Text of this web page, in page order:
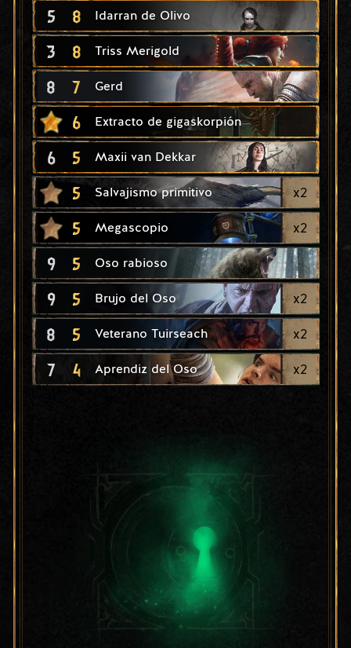
5 8 Idarran de Olivo
3 8 Triss Merigold
8 7 Gerd
6 Extracto de gigaskorpión
6 5 Maxii van Dekkar
5 Salvajismo primitivo x2
5 Megascopio x2
9 5 Oso rabioso
9 5 Brujo del Oso x2
8 5 Veterano Tuirseach x2
7 4 Aprendiz del Oso x2